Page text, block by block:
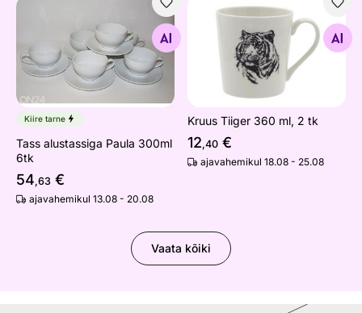
Tass alustassiga Paula 300ml 6tk
Otsi sarnaseid
Kiire tarne
Tass alustassiga Paula 300ml
6tk
54,63 €
ajavahemikul 13.08 - 20.08
Kruus Tiiger 360 ml, 2 tk
Otsi sarnaseid
Kruus Tiiger 360 ml, 2 tk
12,40 €
ajavahemikul 18.08 - 25.08
Vaata kõiki